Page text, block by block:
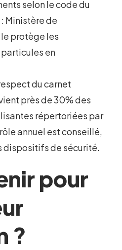
selon le code du
Ministère de
protège les
en
du carnet
près de 30% des
répertoriées par
annuel est conseillé,
dispositifs de sécurité.
pour
?